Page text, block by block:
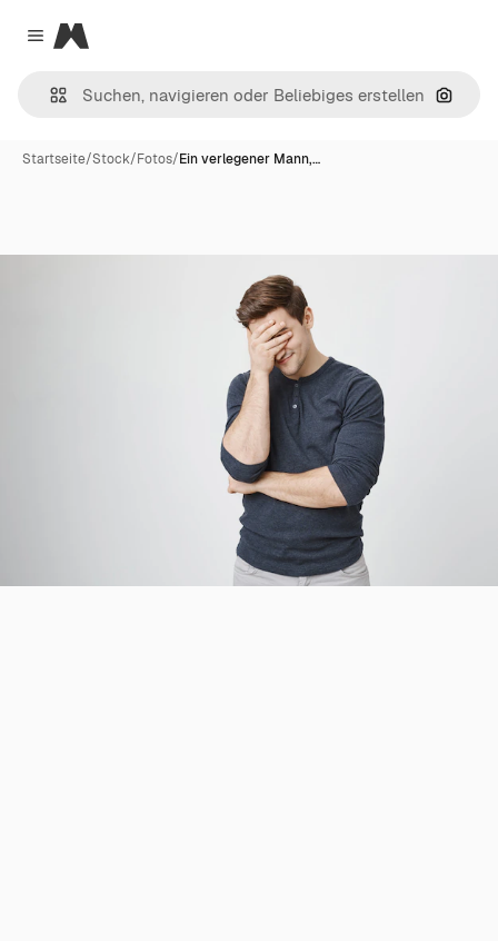
Close menu
Magnific
Nach
Startseite/Stock/Fotos/Ein verlegener Mann,…